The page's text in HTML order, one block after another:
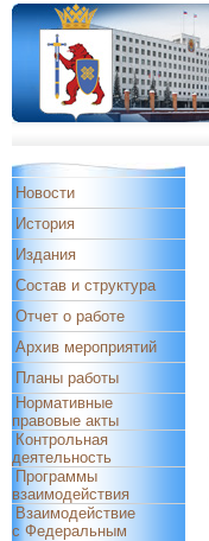
Новости
История
Издания
Состав и структура
Отчет о работе
Архив мероприятий
Планы работы
Нормативные
правовые акты
Контрольная
деятельность
Программы
взаимодействия
Взаимодействие
с Федеральным